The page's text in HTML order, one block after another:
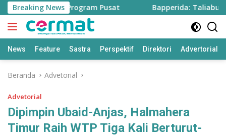
Langsung
ke
konten
Breaking News
Sawah dari Program Pusat Bapperida: Taliabu
News Feature Sastra Perspektif Direktori Advertorial
Beranda Advetorial
Advetorial
Dipimpin Ubaid-Anjas, Halmahera
Timur Raih WTP Tiga Kali Berturut-